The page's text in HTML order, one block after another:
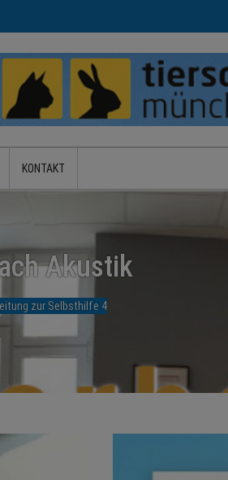
KONTAKT
Akustik
zur Selbsthilfe 4